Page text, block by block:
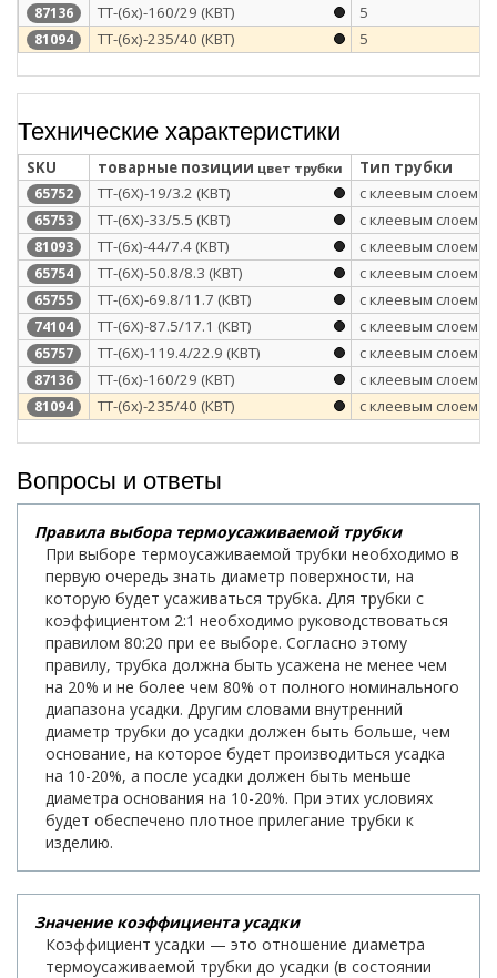
87136 ТТ-(6х)-160/29 (КВТ) 5
81094 ТТ-(6х)-235/40 (КВТ) 5
Технические характеристики
SKU товарные позиции цвет трубки Тип трубки
65752 ТТ-(6Х)-19/3.2 (КВТ) с клеевым слоем
65753 ТТ-(6Х)-33/5.5 (КВТ) с клеевым слоем
81093 ТТ-(6х)-44/7.4 (КВТ) с клеевым слоем
65754 ТТ-(6Х)-50.8/8.3 (КВТ) с клеевым слоем
65755 ТТ-(6Х)-69.8/11.7 (КВТ) с клеевым слоем
74104 ТТ-(6Х)-87.5/17.1 (КВТ) с клеевым слоем
65757 ТТ-(6Х)-119.4/22.9 (КВТ) с клеевым слоем
87136 ТТ-(6х)-160/29 (КВТ) с клеевым слоем
81094 ТТ-(6х)-235/40 (КВТ) с клеевым слоем
Вопросы и ответы
Правила выбора термоусаживаемой трубки
При выборе термоусаживаемой трубки необходимо в
первую очередь знать диаметр поверхности, на
которую будет усаживаться трубка. Для трубки с
коэффициентом 2:1 необходимо руководствоваться
правилом 80:20 при ее выборе. Согласно этому
правилу, трубка должна быть усажена не менее чем
на 20% и не более чем 80% от полного номинального
диапазона усадки. Другим словами внутренний
диаметр трубки до усадки должен быть больше, чем
основание, на которое будет производиться усадка
на 10-20%, а после усадки должен быть меньше
диаметра основания на 10-20%. При этих условиях
будет обеспечено плотное прилегание трубки к
изделию.
Значение коэффициента усадки
Коэффициент усадки — это отношение диаметра
термоусаживаемой трубки до усадки (в состоянии